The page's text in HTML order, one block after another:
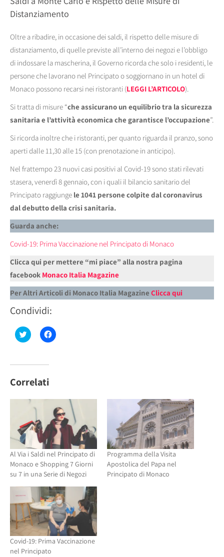
Distanziamento
Oltre a ribadire, in occasione dei saldi, il rispetto delle misure di
distanziamento, di quelle previste all’interno dei negozi e l’obbligo
di indossare la mascherina, il Governo ricorda che solo i residenti, le
persone che lavorano nel Principato o soggiornano in un hotel di
Monaco possono recarsi nei ristoranti (LEGGI L’ARTICOLO).
Si tratta di misure “che assicurano un equilibrio tra la sicurezza
sanitaria e l’attività economica che garantisce l’occupazione”.
Si ricorda inoltre che i ristoranti, per quanto riguarda il pranzo, sono
aperti dalle 11,30 alle 15 (con prenotazione in anticipo).
Nel frattempo 23 nuovi casi positivi al Covid-19 sono stati rilevati
stasera, venerdì 8 gennaio, con i quali il bilancio sanitario del
Principato raggiunge le 1041 persone colpite dal coronavirus
dal debutto della crisi sanitaria.
Guarda anche:
Covid-19: Prima Vaccinazione nel Principato di Monaco
Clicca qui per mettere “mi piace” alla nostra pagina
facebook Monaco Italia Magazine
Per Altri Articoli di Monaco Italia Magazine Clicca qui
Condividi:
Fai
clic
su
(Si
apre
una
nuova
finestra)
Fai
clic
nuova
finestra)
Correlati
Al Via i Saldi nel Principato di
Monaco e Shopping 7 Giorni
su 7 in una Serie di Negozi
Programma della Visita
Apostolica del Papa nel
Principato di Monaco
Covid-19: Prima Vaccinazione
nel Principato